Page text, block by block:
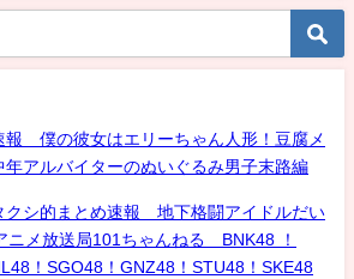
報 僕の彼女はエリーちゃん人形！豆腐メ
年アルバイターのぬいぐるみ男子末路編
シ的まとめ速報 地下格闘アイドルだい
メ放送局101ちゃんねる BNK48 ！
！SGO48！GNZ48！STU48！SKE48